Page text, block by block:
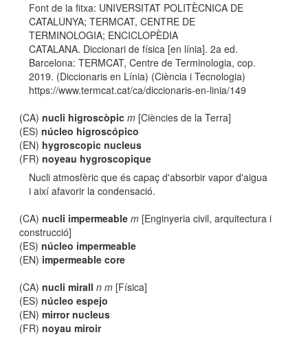
Font de la fitxa: UNIVERSITAT POLITÈCNICA DE
CATALUNYA; TERMCAT, CENTRE DE
TERMINOLOGIA; ENCICLOPÈDIA
CATALANA. Diccionari de física [en línia]. 2a ed.
Barcelona: TERMCAT, Centre de Terminologia, cop.
2019. (Diccionaris en Línia) (Ciència i Tecnologia)
https://www.termcat.cat/ca/diccionaris-en-linia/149
(CA)nucli higroscòpic m [Ciències de la Terra]
(ES)núcleo higroscópico
(EN) hygroscopic nucleus
(FR)noyeau hygroscopique
Nucli atmosfèric que és capaç d'absorbir vapor d'aigua
i així afavorir la condensació.
(CA)nucli impermeable m [Enginyeria civil, arquitectura i
construcció]
(ES)núcleo impermeable
(EN) impermeable core
(CA)nucli mirall n m [Física]
(ES)núcleo espejo
(EN)mirror nucleus
(FR)noyau miroir